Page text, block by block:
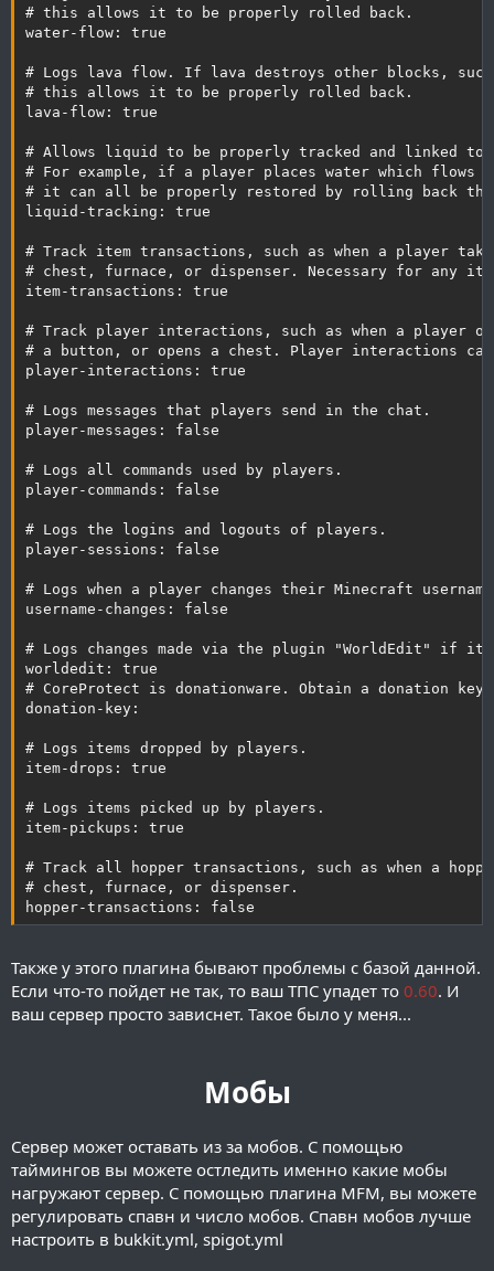
# this allows it to be properly rolled back.
water-flow: true
# Logs lava flow. If lava destroys other blocks,
# this allows it to be properly rolled back.
lava-flow: true
# Allows liquid to be properly tracked and linked to
# For example, if a player places water which flows
# it can all be properly restored by rolling back
liquid-tracking: true
# Track item transactions, such as when a player
# chest, furnace, or dispenser. Necessary for any
item-transactions: true
# Track player interactions, such as when a player
# a button, or opens a chest. Player interactions
player-interactions: true
# Logs messages that players send in the chat.
player-messages: false
# Logs all commands used by players.
player-commands: false
# Logs the logins and logouts of players.
player-sessions: false
# Logs when a player changes their Minecraft
username-changes: false
# Logs changes made via the plugin "WorldEdit" if
worldedit: true
# CoreProtect is donationware. Obtain a donation
donation-key:
# Logs items dropped by players.
item-drops: true
# Logs items picked up by players.
item-pickups: true
# Track all hopper transactions, such as when a
# chest, furnace, or dispenser.
hopper-transactions: false
Также у этого плагина бывают проблемы с базой данной.
Если что-то пойдет не так, то ваш ТПС упадет то 0.60. И
ваш сервер просто зависнет. Такое было у меня...
Мобы
Сервер может оставать из за мобов. С помощью
таймингов вы можете остледить именно какие мобы
нагружают сервер. С помощью плагина MFM, вы можете
регулировать спавн и число мобов. Спавн мобов лучше
настроить в bukkit.yml, spigot.yml